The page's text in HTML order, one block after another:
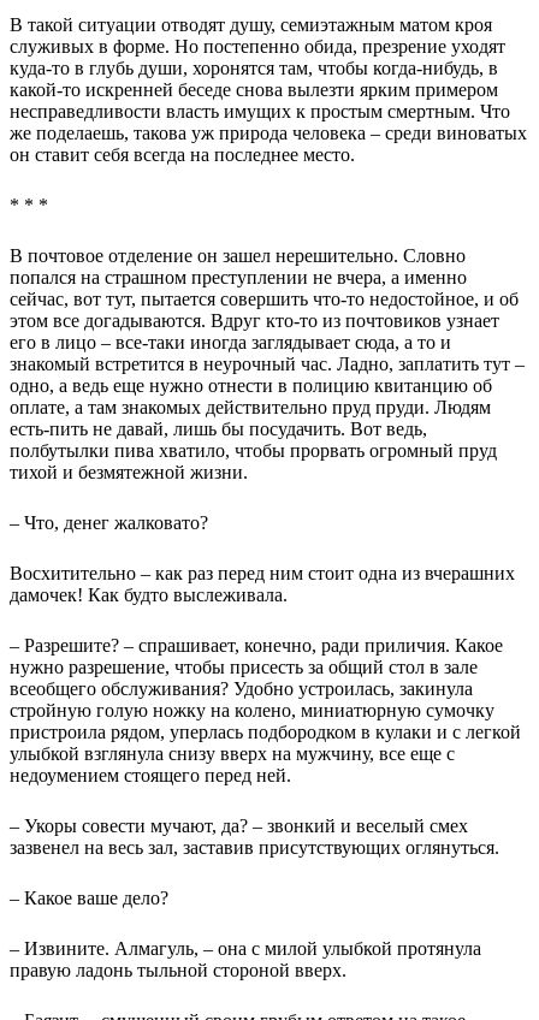
В такой ситуации отводят душу, семиэтажным матом кроя
служивых в форме. Но постепенно обида, презрение уходят
куда-то в глубь души, хоронятся там, чтобы когда-нибудь, в
какой-то искренней беседе снова вылезти ярким примером
несправедливости власть имущих к простым смертным. Что
же поделаешь, такова уж природа человека – среди виноватых
он ставит себя всегда на последнее место.
* * *
В почтовое отделение он зашел нерешительно. Словно
попался на страшном преступлении не вчера, а именно
сейчас, вот тут, пытается совершить что-то недостойное, и об
этом все догадываются. Вдруг кто-то из почтовиков узнает
его в лицо – все-таки иногда заглядывает сюда, а то и
знакомый встретится в неурочный час. Ладно, заплатить тут –
одно, а ведь еще нужно отнести в полицию квитанцию об
оплате, а там знакомых действительно пруд пруди. Людям
есть-пить не давай, лишь бы посудачить. Вот ведь,
полбутылки пива хватило, чтобы прорвать огромный пруд
тихой и безмятежной жизни.
– Что, денег жалковато?
Восхитительно – как раз перед ним стоит одна из вчерашних
дамочек! Как будто выслеживала.
– Разрешите? – спрашивает, конечно, ради приличия. Какое
нужно разрешение, чтобы присесть за общий стол в зале
всеобщего обслуживания? Удобно устроилась, закинула
стройную голую ножку на колено, миниатюрную сумочку
пристроила рядом, уперлась подбородком в кулаки и с легкой
улыбкой взглянула снизу вверх на мужчину, все еще с
недоумением стоящего перед ней.
– Укоры совести мучают, да? – звонкий и веселый смех
зазвенел на весь зал, заставив присутствующих оглянуться.
– Какое ваше дело?
– Извините. Алмагуль, – она с милой улыбкой протянула
правую ладонь тыльной стороной вверх.